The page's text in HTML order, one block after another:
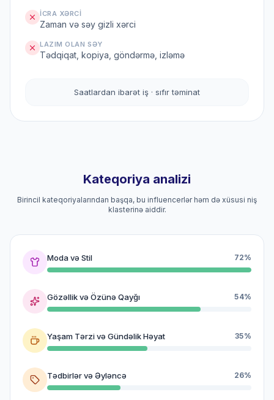
İCRA XƏRCI
Zaman və səy gizli xərci
LAZIM OLAN SƏY
Tədqiqat, kopiya, göndərmə, izləmə
Saatlardan ibarət iş · sıfır təminat
Kateqoriya analizi
Birincil kateqoriyalarından başqa, bu influencerlər həm də xüsusi niş
klasterinə aiddir.
Moda və Stil 72%
Gözəllik və Özünə Qayğı 54%
Yaşam Tərzi və Gündəlik Həyat 35%
Tədbirlər və Əyləncə 26%